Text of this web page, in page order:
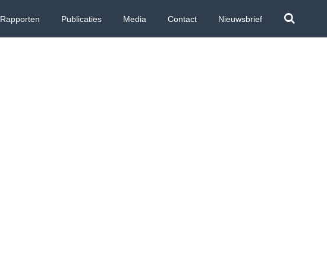
Rapporten Publicaties Media Contact Nieuwsbrief